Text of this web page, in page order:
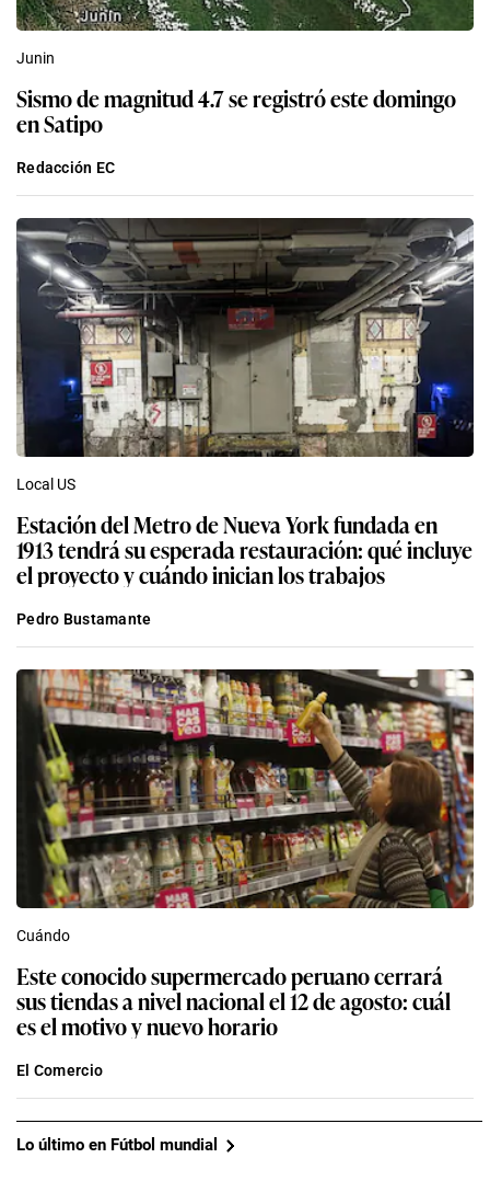
Junin
Sismo de magnitud 4.7 se registró este domingo
en Satipo
Redacción EC
Local US
Estación del Metro de Nueva York fundada en
1913 tendrá su esperada restauración: qué incluye
el proyecto y cuándo inician los trabajos
Pedro Bustamante
Cuándo
Este conocido supermercado peruano cerrará
sus tiendas a nivel nacional el 12 de agosto: cuál
es el motivo y nuevo horario
El Comercio
Lo último en Fútbol mundial